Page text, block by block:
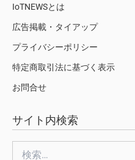
IoTNEWSとは
広告掲載・タイアップ
プライバシーポリシー
特定商取引法に基づく表示
お問合せ
サイト内検索